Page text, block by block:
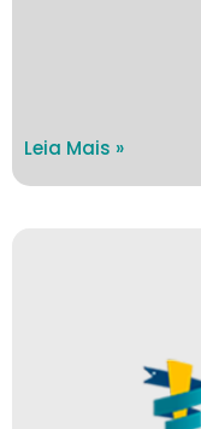
Leia Mais »